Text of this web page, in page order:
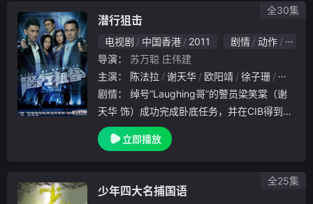
潜行狙击
电视剧 中国香港 2011 剧情 动作 爱情
导演：
苏万聪 庄伟建
主演：
陈法拉 谢天华 欧阳靖 徐子珊
沈震轩
剧情：
天华 饰）成功完成卧底任务，并在CIB得到重
任。但总管Harry（刘松仁 饰）和上司Jodie
（陈法拉 饰），对他的操纵者之死有怀疑，
立即播放
全30集
少年四大名捕国语
全25集